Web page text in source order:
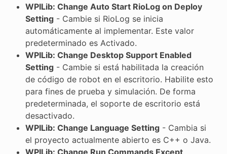
WPILib: Change Auto Start RioLog on Deploy
Setting- Cambie si RioLog se inicia
automáticamente al implementar. Este valor
predeterminado es Activado.
WPILib: Change Desktop Support Enabled
Setting- Cambie si está habilitada la creación
de código de robot en el escritorio. Habilite esto
para fines de prueba y simulación. De forma
predeterminada, el soporte de escritorio está
desactivado.
WPILib: Change Language Setting- Cambia si
el proyecto actualmente abierto es C++ o Java.
WPILib: Change Run Commands Except